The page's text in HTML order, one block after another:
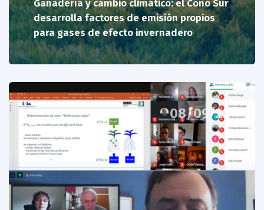
Ganadería y cambio climático: el Cono Sur
desarrolla factores de emisión propios
para gases de efecto invernadero
08/09/22